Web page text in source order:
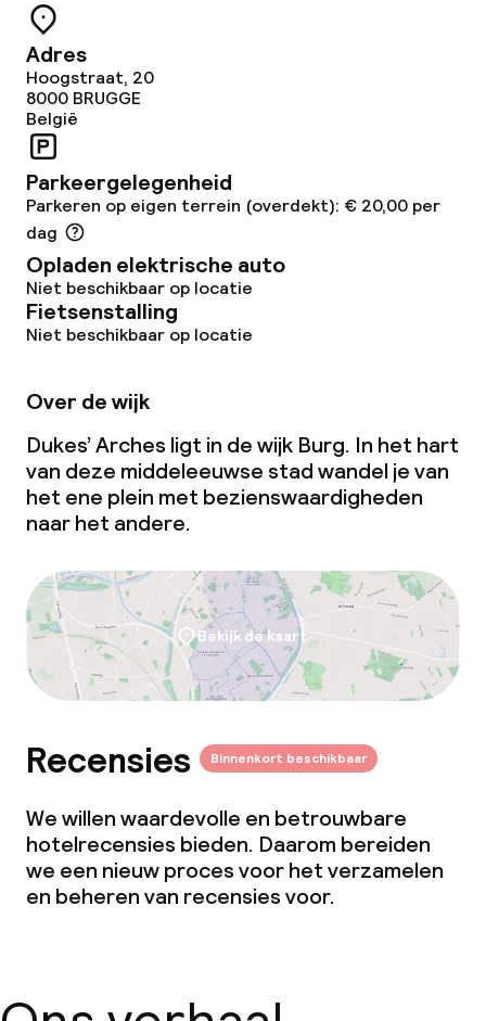
Beleid
Vrijgezellenfeesten of andere feesten
niet toegestaan
Adres
Hoogstraat, 20
8000 BRUGGE
België
Parkeergelegenheid
Parkeren op eigen terrein (overdekt): € 20,00 per
dag
Opladen elektrische auto
Niet beschikbaar op locatie
Fietsenstalling
Niet beschikbaar op locatie
Over de wijk
Dukes’ Arches ligt in de wijk Burg. In het hart
van deze middeleeuwse stad wandel je van
het ene plein met bezienswaardigheden
naar het andere.
Bekijk de kaart
Recensies Binnenkort beschikbaar
We willen waardevolle en betrouwbare
hotelrecensies bieden. Daarom bereiden
we een nieuw proces voor het verzamelen
en beheren van recensies voor.